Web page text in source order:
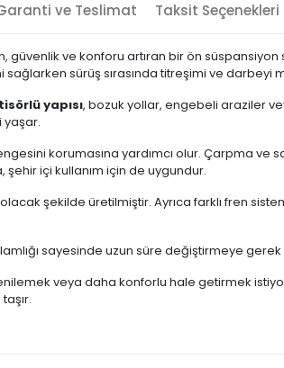
ve Teslimat Taksit Seçenekleri
güvenlik ve konforu artıran bir ön
sürüş sırasında titreşimi ve darbeyi
yapısı, bozuk yollar, engebeli araziler
yaşar.
korumasına yardımcı olur. Çarpma ve
içi kullanım için de uygundur.
şekilde üretilmiştir. Ayrıca farklı fren
sayesinde uzun süre değiştirmeye
veya daha konforlu hale getirmek